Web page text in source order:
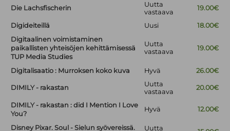
Die Lachsfischerin
Uutta
vastaava
19.00€
Digideiteillä Uusi
18.00€
Digitaalinen voimistaminen
paikallisten yhteisöjen kehittämisessä
TUP Media Studies
Uutta
vastaava
19.00€
Digitalisaatio : Murroksen koko kuva Hyvä 26.00€
DIMILY - rakastan
Uutta
vastaava
20.00€
DIMILY - rakastan : did I Mention I Love
You?
Hyvä 12.00€
Disney Pixar. Soul - Sielun syövereissä.
Uutta